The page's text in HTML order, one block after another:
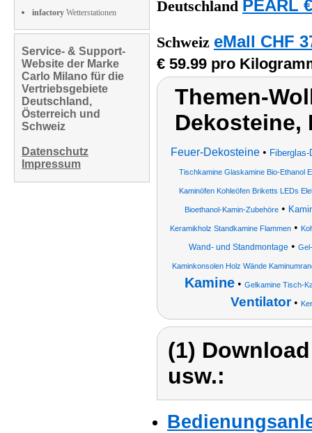
infactory Wetterstationen
Service- & Support-
Website der Marke
Carlo Milano für die
Vertriebsgebiete
Deutschland,
Österreich und
Schweiz
Datenschutz
Impressum
Deutschland PEARL
Schweiz eMall CHF
€ 59.99 pro
Themen-
Dekosteine,
Feuer-Dekosteine •
Tischkamine Glaskamine Bio-Ethanol
Kaminöfen Kohleöfen Briketts LEDs
Bioethanol-Kamin-Zubehöre•
Keramikholz Standkamine Flammen •
Wand- und Standmontage •
Kaminkonsolen Holz Wände
Kamine• Gelkamine Tisch-
Ventilator•
(1)
usw.: